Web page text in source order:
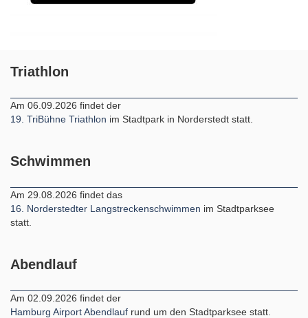
Triathlon
Am 06.09.2026 findet der
19. TriBühne Triathlon im Stadtpark in Norderstedt statt.
Schwimmen
Am 29.08.2026 findet das
16. Norderstedter Langstreckenschwimmen im Stadtparksee
statt.
Abendlauf
Am 02.09.2026 findet der
Hamburg Airport Abendlauf rund um den Stadtparksee statt.